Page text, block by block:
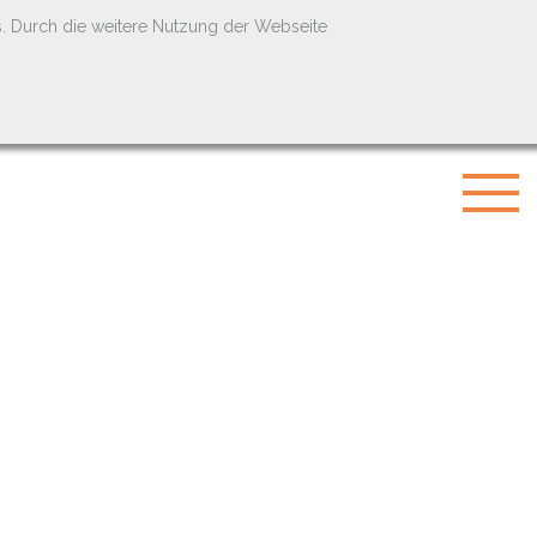
Durch die weitere Nutzung der Webseite